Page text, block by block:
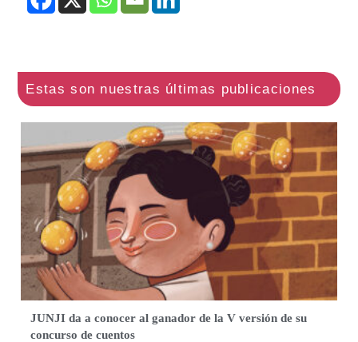
JUNJI da a conocer al ganador de la V versión de su
concurso de cuentos